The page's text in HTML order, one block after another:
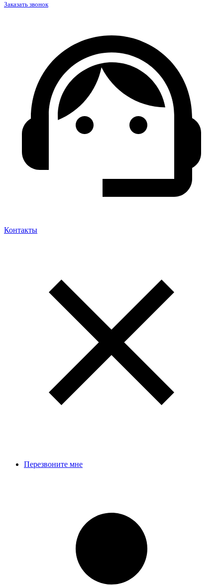
Заказать звонок
Контакты
Перезвоните мне